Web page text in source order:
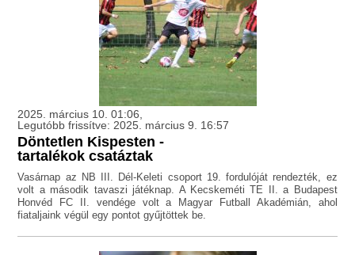
2025. március 10. 01:06,
Legutóbb frissítve: 2025. március 9. 16:57
Döntetlen Kispesten -
tartalékok csatáztak
Vasárnap az NB III. Dél-Keleti csoport 19. fordulóját rendezték, ez
volt a második tavaszi játéknap. A Kecskeméti TE II. a Budapest
Honvéd FC II. vendége volt a Magyar Futball Akadémián, ahol
fiataljaink végül egy pontot gyűjtöttek be.